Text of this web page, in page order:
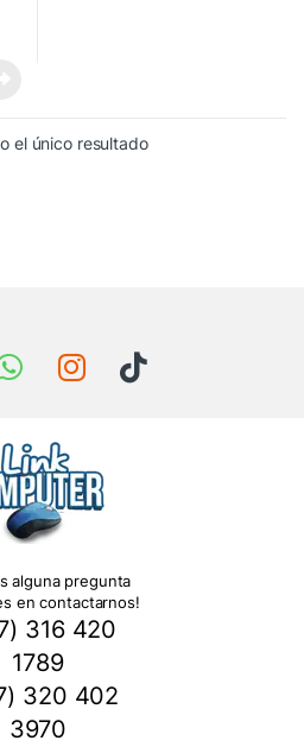
el único resultado
alguna pregunta
en contactarnos!
316 420
1789
320 402
3970